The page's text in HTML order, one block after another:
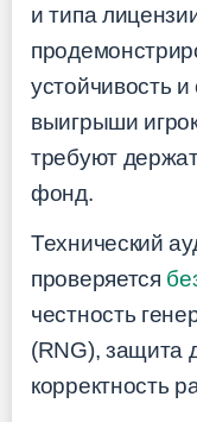
и типа
устойчивость
выигрыши
требуют
фонд.
Технический
проверяется
честность
(RNG), защита
корректность